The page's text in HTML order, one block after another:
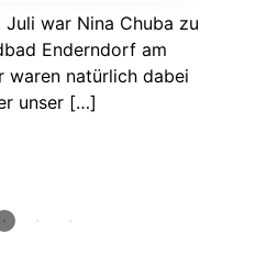
war Nina Chuba zu
Enderndorf am
waren natürlich dabei
unser […]